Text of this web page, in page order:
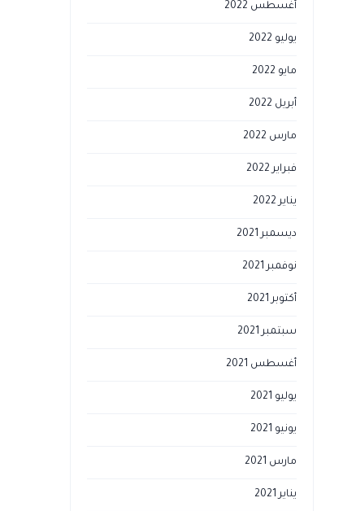
أغسطس 2022
يوليو 2022
مايو 2022
أبريل 2022
مارس 2022
فبراير 2022
يناير 2022
ديسمبر 2021
نوفمبر 2021
أكتوبر 2021
سبتمبر 2021
أغسطس 2021
يوليو 2021
يونيو 2021
مارس 2021
يناير 2021